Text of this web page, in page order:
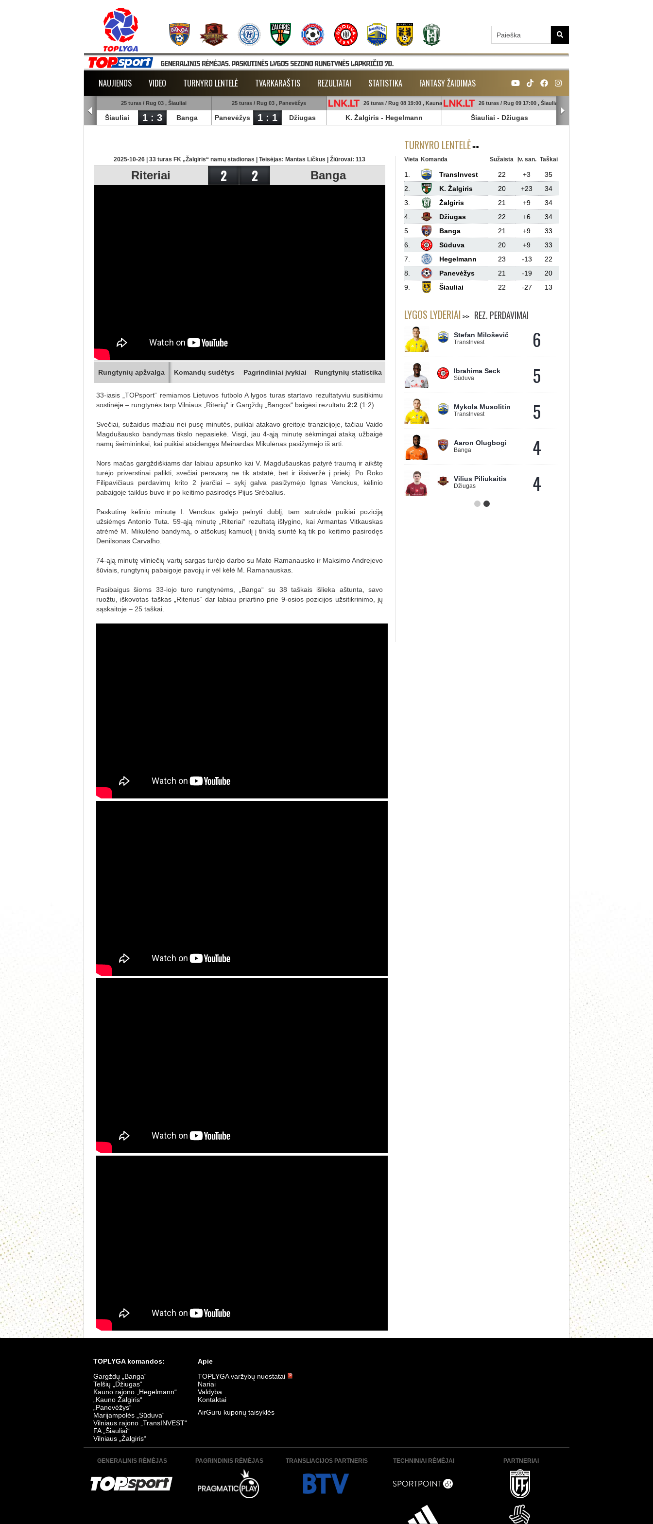
NAUJIENOS VIDEO TURNYRO LENTELĖ TVARKARAŠTIS REZULTATAI STATISTIKA FANTASY ŽAIDIMAS
25 turas / Rug 03 , Šiauliai
Šiauliai 1 : 3 Banga
25 turas / Rug 03 , Panevėžys
Panevėžys 1 : 1 Džiugas
26 turas / Rug 08 19:00 , Kaunas
K. Žalgiris - Hegelmann
26 turas / Rug 09 17:00 , Šiauliai
Šiauliai - Džiugas
2025-10-26 | 33 turas FK „Žalgiris“ namų stadionas | Teisėjas: Mantas Ličkus | Žiūrovai: 113
Riteriai 2 2 Banga
Rungtynių apžvalga Komandų sudėtys Pagrindiniai įvykiai Rungtynių statistika
33-iasis „TOPsport“ remiamos Lietuvos futbolo A lygos turas startavo rezultatyviu susitikimu
sostinėje – rungtynės tarp Vilniaus „Riterių“ ir Gargždų „Bangos“ baigėsi rezultatu 2:2 (1:2).
Svečiai, sužaidus mažiau nei pusę minutės, puikiai atakavo greitoje tranzicijoje, tačiau Vaido
Magdušausko bandymas tikslo nepasiekė. Visgi, jau 4-ąją minutę sėkmingai ataką užbaigė
namų šeimininkai, kai puikiai atsidengęs Meinardas Mikulėnas pasižymėjo iš arti.
Nors mačas gargždiškiams dar labiau apsunko kai V. Magdušauskas patyrė traumą ir aikštę
turėjo priverstinai palikti, svečiai persvarą ne tik atstatė, bet ir išsiveržė į priekį. Po Roko
Filipavičiaus perdavimų krito 2 įvarčiai – sykį galva pasižymėjo Ignas Venckus, kėlinio
pabaigoje taiklus buvo ir po keitimo pasirodęs Pijus Srėbalius.
Paskutinę kėlinio minutę I. Venckus galėjo pelnyti dublį, tam sutrukdė puikiai poziciją
užsiėmęs Antonio Tuta. 59-ąją minutę „Riteriai“ rezultatą išlygino, kai Armantas Vitkauskas
atrėmė M. Mikulėno bandymą, o atšokusį kamuolį į tinklą siuntė ką tik po keitimo pasirodęs
Denilsonas Carvalho.
74-ąją minutę vilniečių vartų sargas turėjo darbo su Mato Ramanausko ir Maksimo Andrejevo
šūviais, rungtynių pabaigoje pavojų ir vėl kėlė M. Ramanauskas.
Pasibaigus šioms 33-iojo turo rungtynėms, „Banga“ su 38 taškais išlieka aštunta, savo
ruožtu, iškovotas taškas „Riterius“ dar labiau priartino prie 9-osios pozicijos užsitikrinimo, jų
sąskaitoje – 25 taškai.
TURNYRO LENTELĖ
Vieta Komanda Sužaista Įv. san. Taškai
1. TransInvest 22 +3
35
2.
K. Žalgiris 20 +23
34
3.
Žalgiris 21 +9
34
4.
Džiugas 22 +6
34
5.
Banga 21 +9
33
6.
Sūduva 20 +9
33
7.
Hegelmann 23 -13
22
8.
Panevėžys 21 -19
20
9.
Šiauliai 22 -27 13
LYGOS LYDERIAI REZ. PERDAVIMAI
Stefan Miloševič
TransInvest 6
Ibrahima Seck
Sūduva 5
Mykola Musolitin
TransInvest 5
Aaron Olugbogi
Banga 4
Vilius Piliukaitis
Džiugas 4
TOPLYGA komandos:
Gargždų „Banga“
Telšių „Džiugas“
Kauno rajono „Hegelmann“
„Kauno Žalgiris“
„Panevėžys“
Marijampolės „Sūduva“
Vilniaus rajono „TransINVEST“
FA „Šiauliai“
Vilniaus „Žalgiris“
Apie
TOPLYGA varžybų nuostatai
Nariai
Valdyba
Kontaktai
AirGuru kuponų taisyklės
GENERALINIS RĖMĖJAS PAGRINDINIS RĖMĖJAS TRANSLIACIJOS PARTNERIS TECHNINIAI RĖMĖJAI PARTNERIAI